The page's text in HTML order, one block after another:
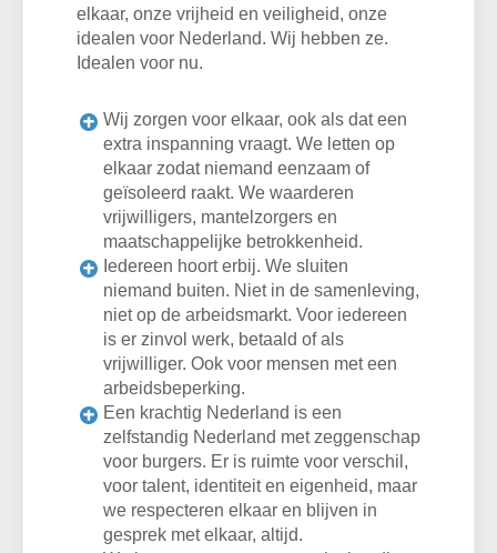
elkaar, onze vrijheid en veiligheid, onze
idealen voor Nederland. Wij hebben ze.
Idealen voor nu.
Wij zorgen voor elkaar, ook als dat een
extra inspanning vraagt. We letten op
elkaar zodat niemand eenzaam of
geïsoleerd raakt. We waarderen
vrijwilligers, mantelzorgers en
maatschappelijke betrokkenheid.
Iedereen hoort erbij. We sluiten
niemand buiten. Niet in de samenleving,
niet op de arbeidsmarkt. Voor iedereen
is er zinvol werk, betaald of als
vrijwilliger. Ook voor mensen met een
arbeidsbeperking.
Een krachtig Nederland is een
zelfstandig Nederland met zeggenschap
voor burgers. Er is ruimte voor verschil,
voor talent, identiteit en eigenheid, maar
we respecteren elkaar en blijven in
gesprek met elkaar, altijd.